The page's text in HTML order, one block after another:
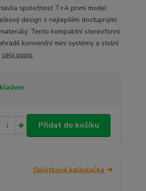
společnost T+A první model
design s nejlepšími dostupnými
Tento kompaktní stereofonní
konvenční mini systémy a stolní
celý popis
Přidat do košíku
Splátková kalkulačka